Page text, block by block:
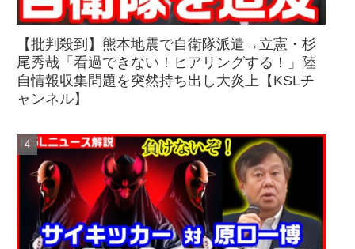
【批判殺到】熊本地震で自衛隊派遣→立憲・杉
尾秀哉「看過できない！ヒアリングする！」陸
自情報収集問題を突然持ち出し大炎上【KSLチ
ャンネル】